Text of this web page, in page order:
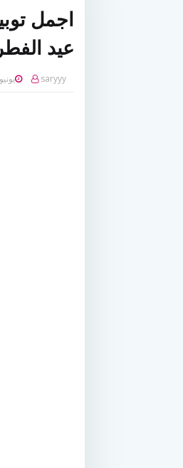
اجمل
عيد الفطر
saryyy يونيو 28, 2016